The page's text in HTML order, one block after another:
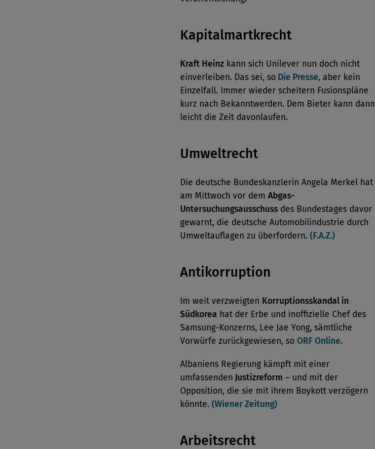
Kapitalmartkrecht
Kraft Heinz kann sich Unilever nun doch nicht
einverleiben. Das sei, so Die Presse, aber kein
Einzelfall. Immer wieder scheitern Fusionspläne
kurz nach Bekanntwerden. Dem Bieter kann dann
leicht die Zeit davonlaufen.
Umweltrecht
Die deutsche Bundeskanzlerin Angela Merkel hat
am Mittwoch vor dem Abgas-
Untersuchungsausschuss des Bundestages davor
gewarnt, die deutsche Automobilindustrie durch
Umweltauflagen zu überfordern. (F.A.Z.)
Antikorruption
Im weit verzweigten Korruptionsskandal in
Südkorea hat der Erbe und inoffizielle Chef des
Samsung-Konzerns, Lee Jae Yong, sämtliche
Vorwürfe zurückgewiesen, so ORF Online.
Albaniens Regierung kämpft mit einer
umfassenden Justizreform – und mit der
Opposition, die sie mit ihrem Boykott verzögern
könnte. (Wiener Zeitung)
Arbeitsrecht